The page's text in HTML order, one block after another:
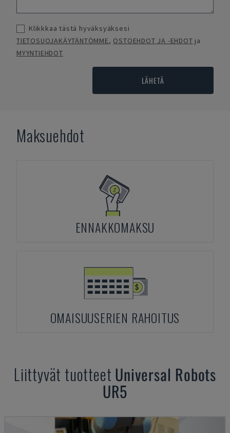
Klikkkaa tästä hyväksyäksesi
TIETOSUOJAKÄYTÄNTÖMME, OSTOEHDOT JA -EHDOT ja
MYYNTIEHDOT
LÄHETÄ
Maksuehdot
ENNAKKOMAKSU
OMAISUUSERIEN RAHOITUS
Liittyvät tuotteet Universal Robots
UR5